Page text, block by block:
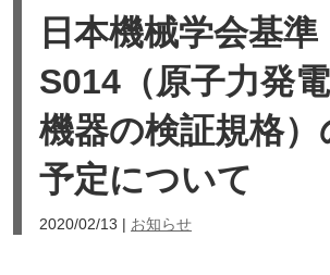
日本機械学会基準
S014（原子力発
機器の検証規格）
予定について
2020/02/13 | お知らせ